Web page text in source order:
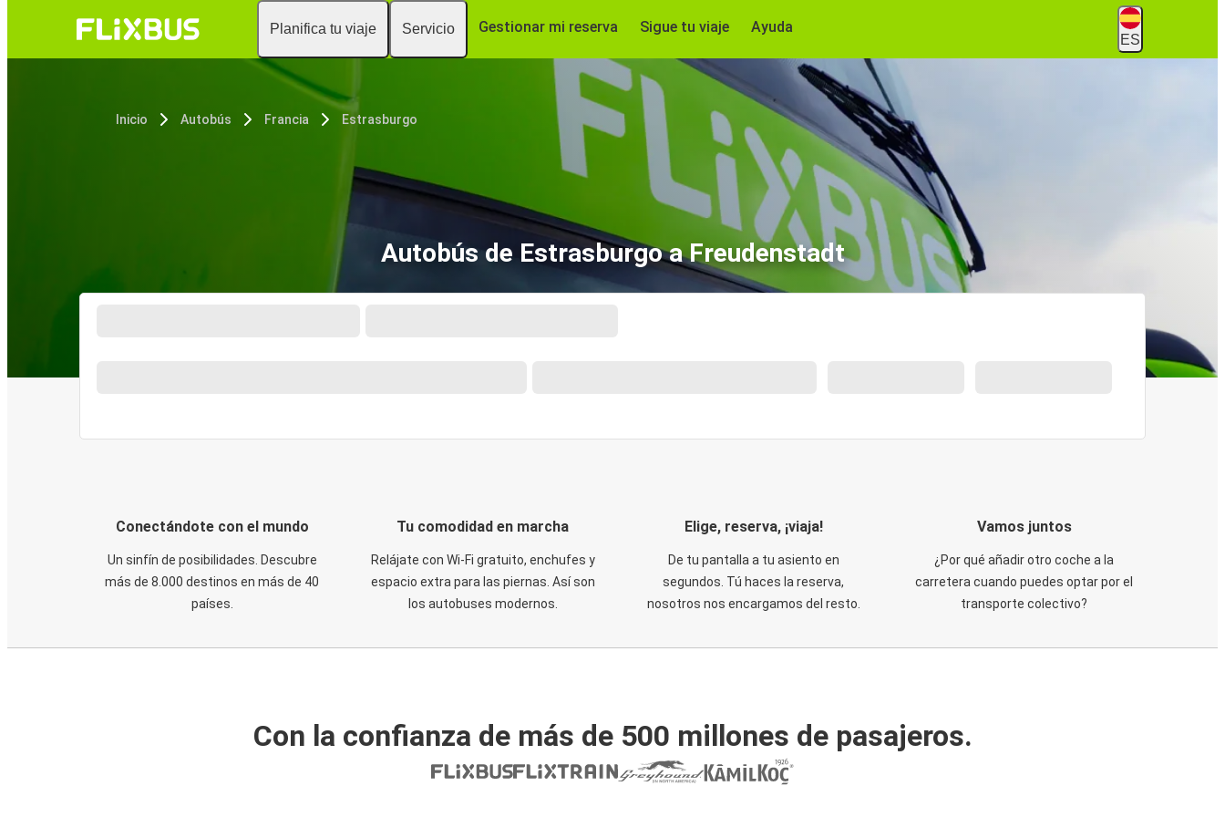
Planifica tu viaje Servicio Gestionar mi reserva Sigue tu viaje Ayuda
ES
Inicio Autobús Francia Estrasburgo
Autobús de Estrasburgo a Freudenstadt
Conectándote con el mundo
Un sinfín de posibilidades. Descubre
más de 8.000 destinos en más de 40
países.
Tu comodidad en marcha
Relájate con Wi-Fi gratuito, enchufes y
espacio extra para las piernas. Así son
los autobuses modernos.
Elige, reserva, ¡viaja!
De tu pantalla a tu asiento en
segundos. Tú haces la reserva,
nosotros nos encargamos del resto.
Vamos juntos
¿Por qué añadir otro coche a la
carretera cuando puedes optar por el
transporte colectivo?
Con la confianza de más de 500 millones de pasajeros.